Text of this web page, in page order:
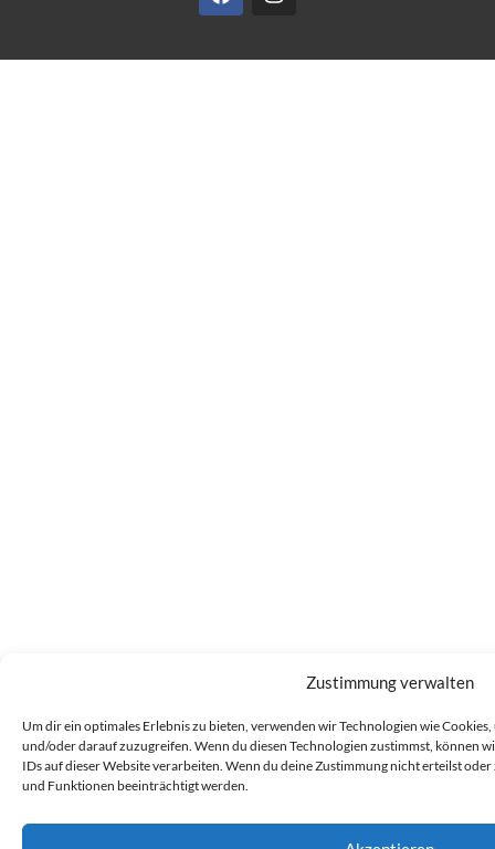
Zustimmung verwalten
Um dir ein optimales Erlebnis zu bieten, verwenden wir Technologien wie
und/oder darauf zuzugreifen. Wenn du diesen Technologien zustimmst, können
IDs auf dieser Website verarbeiten. Wenn du deine Zustimmung nicht erteilst
und Funktionen beeinträchtigt werden.